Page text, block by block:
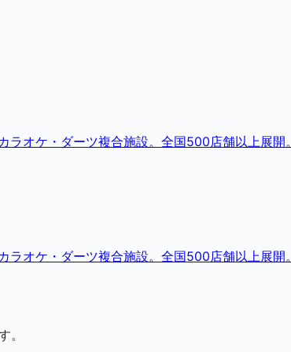
オケ・ダーツ複合施設。全国500店舗以上展開。
オケ・ダーツ複合施設。全国500店舗以上展開。
。